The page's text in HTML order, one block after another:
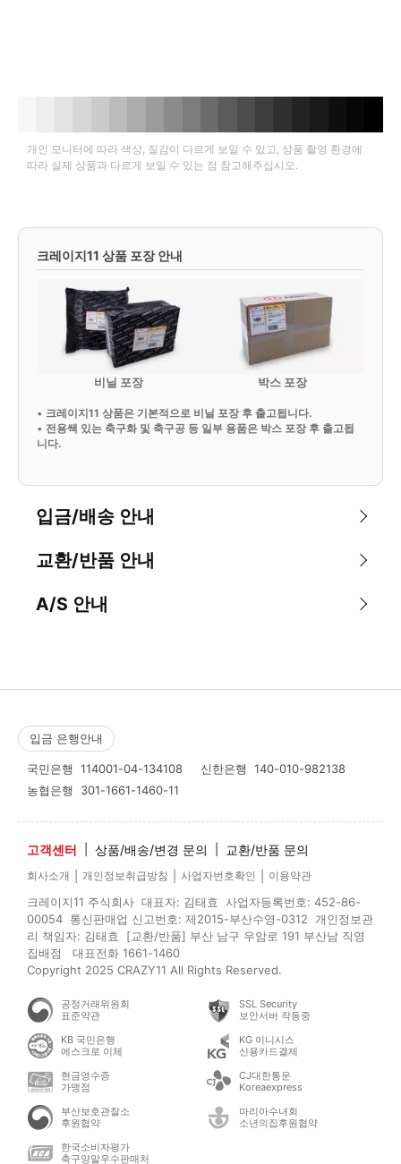
개인 모니터에 따라 색상, 질감이 다르게 보일 수 있고, 상품 촬영 환경에
따라 실제 상품과 다르게 보일 수 있는 점 참고해주십시오.
크레이지11 상품 포장 안내
비닐 포장 박스 포장
• 크레이지11 상품은 기본적으로 비닐 포장 후 출고됩니다.
• 전용쌕 있는 축구화 및 축구공 등 일부 용품은 박스 포장 후 출고됩
니다.
입금/배송 안내
교환/반품 안내
A/S 안내
입금 은행안내
국민은행 114001-04-134108 신한은행 140-010-982138
농협은행 301-1661-1460-11
고객센터 상품/배송/변경 문의 교환/반품 문의
회사소개 개인정보취급방침 사업자번호확인 이용약관
크레이지11 주식회사 대표자: 김태효 사업자등록번호: 452-86-
00054 통신판매업 신고번호: 제2015-부산수영-0312 개인정보관
리 책임자: 김태효 [교환/반품] 부산 남구 우암로 191 부산남 직영
집배점 대표전화 1661-1460
Copyright 2025 CRAZY11 All Rights Reserved.
공정거래위원회
표준약관
SSL Security
보안서버 작동중
KB 국민은행
에스크로 이체
KG 이니시스
신용카드결제
현금영수증
가맹점
CJ대한통운
Koreaexpress
부산보호관찰소
후원협약
마리아수녀회
소년의집후원협약
한국소비자평가
축구양말우수판매처